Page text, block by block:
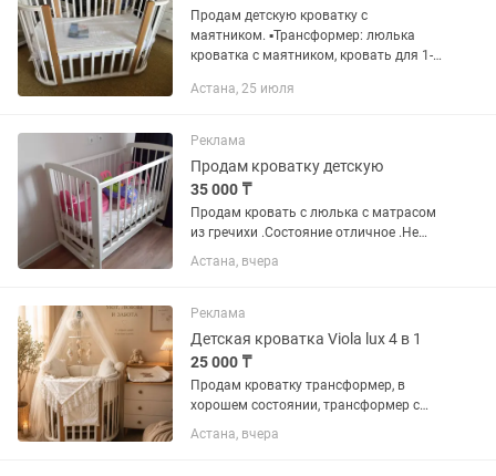
Продам детскую кроватку с
маятником. ▪️Трансформер: люлька
кроватка с маятником, кровать для 1-2
сделать как диванчик-кроватку для 3-4
Астана, 25 июля
Реклама
Продам кроватку детскую
35 000 ₸
Продам кровать с люлька с матрасом
из гречихи .Состояние отличное .Не
пользовались.в Подарок отдам стул
плюс манеж.
Астана, вчера
Реклама
Детская кроватка Viola lux 4 в 1
25 000 ₸
Продам кроватку трансформер, в
хорошем состоянии, трансформер с
маятником, 2 матраса в комплекте
Может трансформироваться:
Астана, вчера